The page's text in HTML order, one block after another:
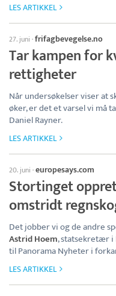
LES ARTIKKEL
27. juni ·frifagbevegelse.no
Tar kampen for
rettigheter
Når undersøkelser viser at
øker, er det et varsel vi må
Daniel Rayner.
LES ARTIKKEL
20. juni ·europesays.com
Stortinget
omstridt
Det jobber vi og de andre
Astrid Hoem, statsekretær i
til Panorama Nyheter i
LES ARTIKKEL